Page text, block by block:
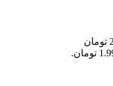
قیمت اصلی: 2.999.000 تومان